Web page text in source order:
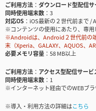
ご利用方法
ダウンロード型配信サ
同時使用端末数
3
対応OS
iOS最新の２世代前まで /
※コンテンツの使用にあたり、専
※Androidは、Android２世代前の
末（Xperia、GALAXY、AQUOS、
必要メモリ容量
58 MB以上
ご利用方法
アクセス型配信サービ
同時使用端末数
1
※インターネット経由でのWEBブ
※導入・利用方法の詳細はこちら